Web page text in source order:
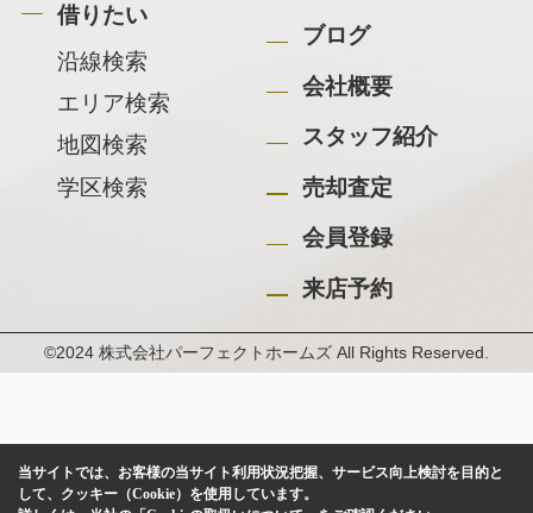
借りたい
沿線検索
エリア検索
地図検索
学区検索
ブログ
会社概要
スタッフ紹介
売却査定
会員登録
来店予約
©2024 株式会社パーフェクトホームズ All Rights Reserved.
当サイトでは、お客様の当サイト利用状況把握、サービス向上検討を目的と
して、クッキー（Cookie）を使用しています。